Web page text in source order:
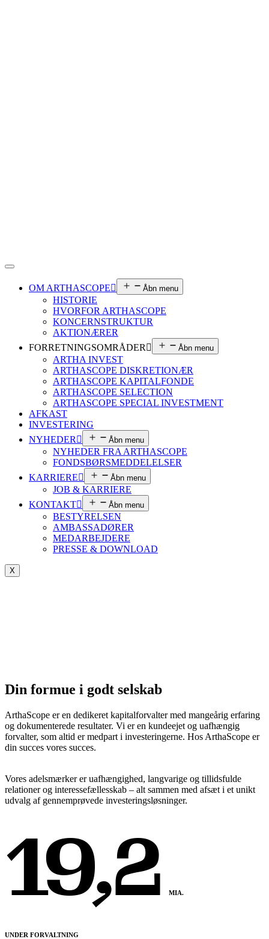
OM ARTHASCOPE Åbn menu
HISTORIE
HVORFOR ARTHASCOPE
KONCERNSTRUKTUR
AKTIONÆRER
FORRETNINGSOMRÅDER
Åbn menu
ARTHA INVEST
ARTHASCOPE DISKRETIONÆR
ARTHASCOPE KAPITALFONDE
ARTHASCOPE SELECTION
ARTHASCOPE SPECIAL INVESTMENT
AFKAST
INVESTERING
NYHEDER
Åbn menu
NYHEDER FRA ARTHASCOPE
FONDSBØRSMEDDELELSER
KARRIERE
Åbn menu
JOB & KARRIERE
KONTAKT
Åbn menu
BESTYRELSEN
AMBASSADØRER
MEDARBEJDERE
PRESSE & DOWNLOAD
X
Din formue i godt selskab
ArthaScope er en dedikeret kapitalforvalter med mangeårig erfaring
og dokumenterede resultater. Vi er en kundeejet og uafhængig
forvalter, som altid er medpart i investeringerne. Hos ArthaScope er
din succes vores succes.
Vores adelsmærker er uafhængighed, langvarige og tillidsfulde
relationer og interessefællesskab – alt sammen med afsæt i et unikt
udvalg af gennemprøvede investeringsløsninger.
19,2MIA.
UNDER FORVALTNING